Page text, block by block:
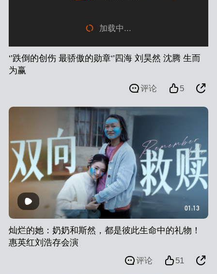
加载中...
‘’跌倒的创伤 最骄傲的勋章‘’四海 刘昊然 沈腾 生而
为赢
5
评论
01:13
灿烂的她：奶奶和斯然，都是彼此生命中的礼物！
惠英红刘浩存会演
51
评论